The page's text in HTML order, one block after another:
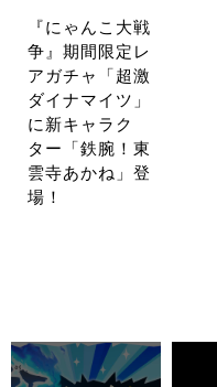
『にゃんこ大戦
争』期間限定レ
アガチャ「超激
ダイナマイツ」
に新キャラク
ター「鉄腕！東
雲寺あかね」登
場！